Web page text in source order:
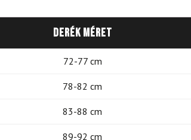
Derék méret
72-77 cm
78-82 cm
83-88 cm
89-92 cm